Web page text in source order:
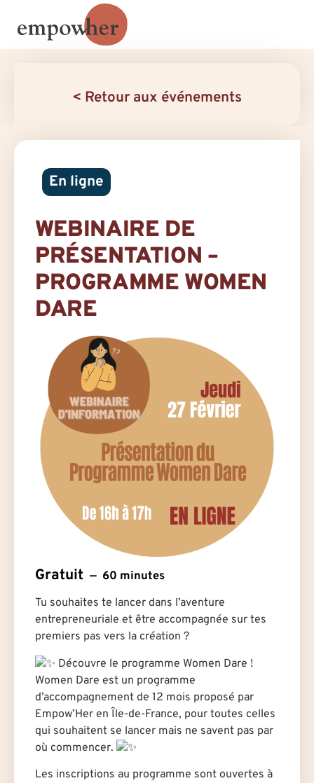
< Retour aux événements
En ligne
WEBINAIRE DE
PRÉSENTATION –
PROGRAMME WOMEN
DARE
Gratuit 60 minutes
Tu souhaites te lancer dans l’aventure
entrepreneuriale et être accompagnée sur tes
premiers pas vers la création ?
Découvre le programme Women Dare !
Women Dare est un programme
d’accompagnement de 12 mois proposé par
Empow’Her en Île-de-France, pour toutes celles
qui souhaitent se lancer mais ne savent pas par
où commencer.
Les inscriptions au programme sont ouvertes à